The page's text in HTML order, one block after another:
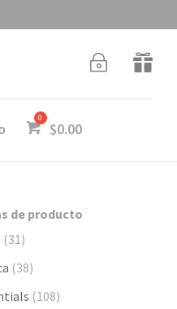
~ 
$0.00
de producto
(31)
(38)
(108)